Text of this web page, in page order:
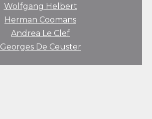
Wolfgang Helbert
Herman Coomans
Andrea Le Clef
Georges De Ceuster